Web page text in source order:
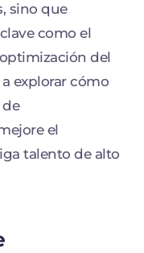
sino que
como el
del
explorar cómo
el
talento de alto